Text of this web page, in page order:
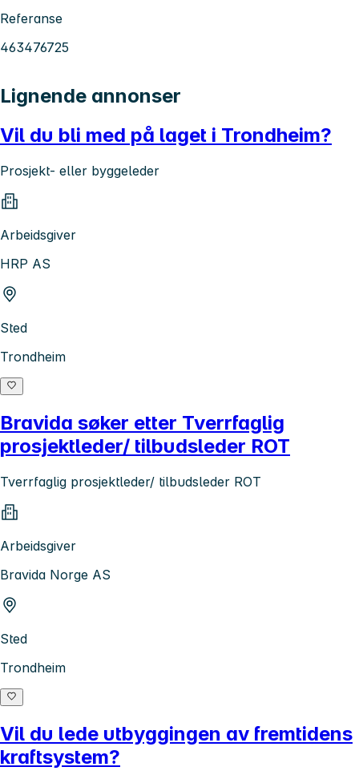
Referanse
463476725
Lignende annonser
Vil du bli med på laget i Trondheim?
Prosjekt- eller byggeleder
Arbeidsgiver
HRP AS
Sted
Trondheim
Bravida søker etter Tverrfaglig
prosjektleder/ tilbudsleder ROT
Tverrfaglig prosjektleder/ tilbudsleder ROT
Arbeidsgiver
Bravida Norge AS
Sted
Trondheim
Vil du lede utbyggingen av fremtidens
kraftsystem?